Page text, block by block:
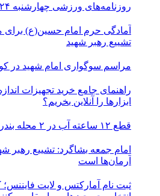
روزنامه‌های ورزشی چهارشنبه ۲۴ تیر ۱۴۰۵
آمادگی حرم امام حسین(ع) برای
تشییع رهبر شهید
مراسم سوگواری امام شهید در
راهنمای جامع خرید تجهیزات
ابزارها را آنلاین بخریم؟
قطع ۱۲ ساعته آب در ۲ محله بندرعباس
امام جمعه بشاگرد: تشییع رهبر
آرمان‌ها است
ثبت نام آمارکتس و لایت فایننس؛